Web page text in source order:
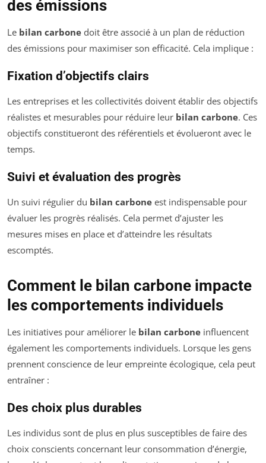
des émissions
Le bilan carbone doit être associé à un plan de réduction
des émissions pour maximiser son efficacité. Cela implique :
Fixation d’objectifs clairs
Les entreprises et les collectivités doivent établir des objectifs
réalistes et mesurables pour réduire leur bilan carbone. Ces
objectifs constitueront des référentiels et évolueront avec le
temps.
Suivi et évaluation des progrès
Un suivi régulier du bilan carbone est indispensable pour
évaluer les progrès réalisés. Cela permet d’ajuster les
mesures mises en place et d’atteindre les résultats
escomptés.
Comment le bilan carbone impacte
les comportements individuels
Les initiatives pour améliorer le bilan carbone influencent
également les comportements individuels. Lorsque les gens
prennent conscience de leur empreinte écologique, cela peut
entraîner :
Des choix plus durables
Les individus sont de plus en plus susceptibles de faire des
choix conscients concernant leur consommation d’énergie,